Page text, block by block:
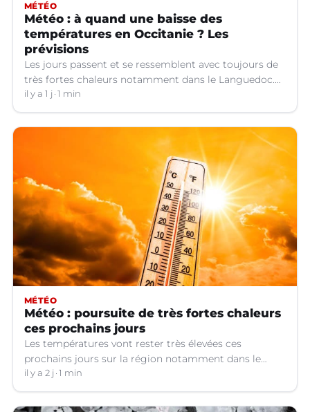
MÉTÉO
Météo : à quand une baisse des
températures en Occitanie ? Les
prévisions
Les jours passent et se ressemblent avec toujours de
très fortes chaleurs notamment dans le Languedoc.
Jusqu’à quand ?
il y a 1 j 1 min
MÉTÉO
Météo : poursuite de très fortes chaleurs
ces prochains jours
Les températures vont rester très élevées ces
prochains jours sur la région notamment dans le
Languedoc.
il y a 2 j 1 min